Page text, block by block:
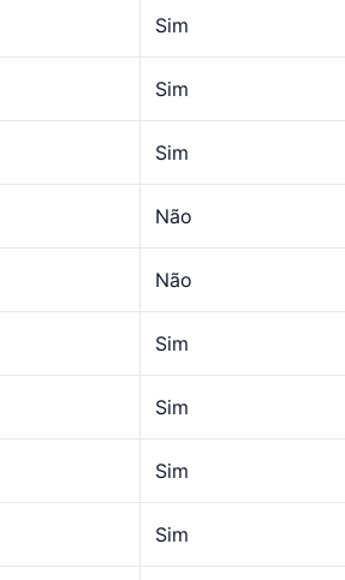
Sim
Sim
Sim
Não
Não
Sim
Sim
Sim
Sim